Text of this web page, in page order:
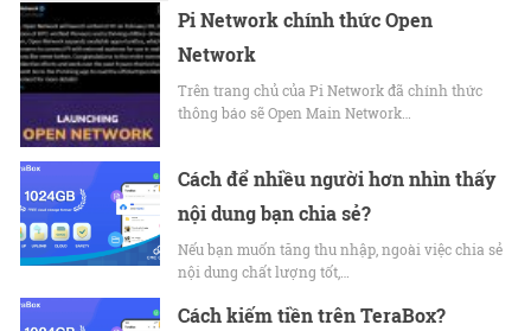
Pi Network chính thức Open
Network
Trên trang chủ của Pi Network đã chính thức
thông báo sẽ Open Main Network…
Cách để nhiều người hơn nhìn thấy
nội dung bạn chia sẻ?
Nếu bạn muốn tăng thu nhập, ngoài việc chia sẻ
nội dung chất lượng tốt,…
Cách kiếm tiền trên TeraBox?